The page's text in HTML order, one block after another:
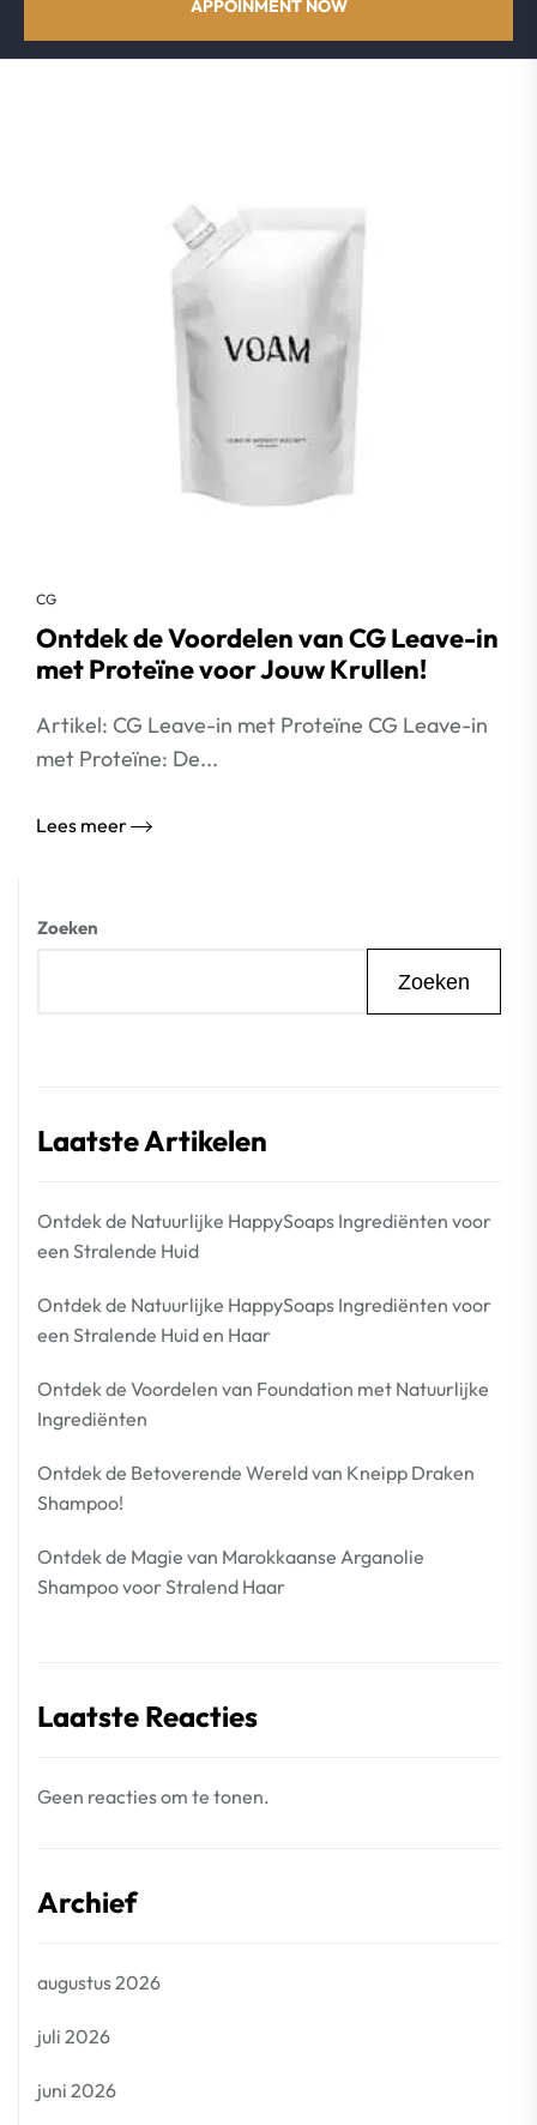
APPOINMENT NOW
CG
Ontdek de Voordelen van CG Leave-in
met Proteïne voor Jouw Krullen!
Artikel: CG Leave-in met Proteïne CG Leave-in
met Proteïne: De...
Lees meer
Zoeken
Zoeken
Laatste Artikelen
Ontdek de Natuurlijke HappySoaps Ingrediënten voor
een Stralende Huid
Ontdek de Natuurlijke HappySoaps Ingrediënten voor
een Stralende Huid en Haar
Ontdek de Voordelen van Foundation met Natuurlijke
Ingrediënten
Ontdek de Betoverende Wereld van Kneipp Draken
Shampoo!
Ontdek de Magie van Marokkaanse Arganolie
Shampoo voor Stralend Haar
Laatste Reacties
Geen reacties om te tonen.
Archief
augustus 2026
juli 2026
juni 2026